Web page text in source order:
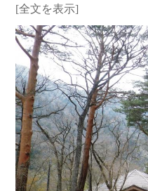
[全文を表示]